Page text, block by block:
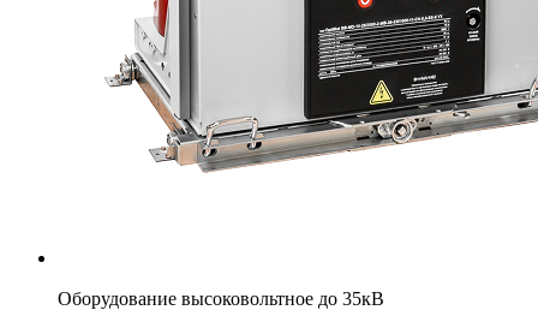
Оборудование высоковольтное до 35кВ